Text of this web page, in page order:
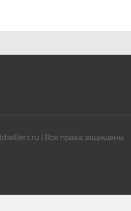
| Все права защищены